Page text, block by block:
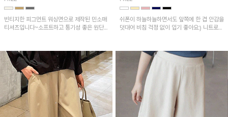
빈티지한 피그먼트 워싱면으로 제작된 민소매
티셔츠입니다~소프트하고 통기성 좋은 원단
쉬폰이 하늘하늘하면서도 앞쪽에 한 겹 안감을
덧대어 비침 걱정 없이 입기 좋아요:) 니트로